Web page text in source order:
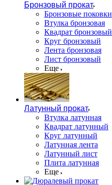
Бронзовый прокат
Бронзовые поковки
Втулка бронзовая
Квадрат бронзовый
Круг бронзовый
Лента бронзовая
Лист бронзовый
Еще
Латунный прокат
Втулка латунная
Квадрат латунный
Круг латунный
Латунная лента
Латунный лист
Плита латунная
Еще